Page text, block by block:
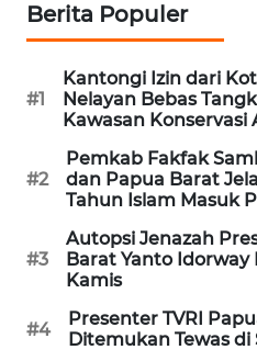
Berita Populer
#1
Kantongi Izin dari
Nelayan Bebas
Kawasan
#2
Pemkab Fakfak
dan Papua Barat
Tahun Islam Masuk
#3
Autopsi Jenazah
Barat Yanto
Kamis
#4
Presenter TVRI
Ditemukan Tewas
NEWS
NEWS
NEWS
MARITIM